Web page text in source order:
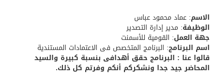
الاسم: عماد محمود عباس
الوظيفة: مدير إدارة التصدير
جهة العمل: القومية للأسمنت
اسم البرنامج: البرنامج المتخصص فى الاعتمادات المستندية
قالوا عنا : البرنامج حقق أهدافى بنسبة كبيرة والسيد
المحاضر جيد جدا ونشكركم أنكم وفرتم كل ذلك.